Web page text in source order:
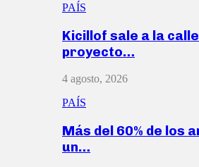
PAÍS
Kicillof sale a la
proyecto…
4 agosto, 2026
PAÍS
Más del 60% de los
un…